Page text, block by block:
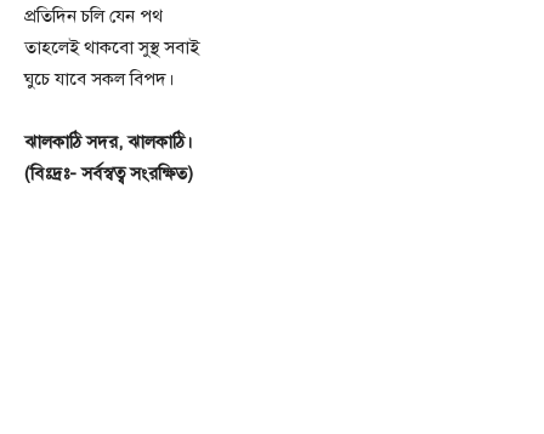
প্রতিদিন চলি যেন পথ
তাহলেই থাকবো সুস্থ সবাই
ঘুচে যাবে সকল বিপদ।
ঝালকাঠি সদর, ঝালকাঠি।
(বিঃদ্রঃ- সর্বস্বত্ব সংরক্ষিত)